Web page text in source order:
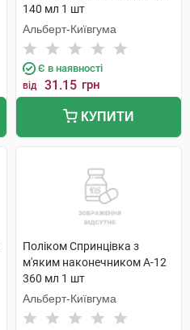
140 мл 1 шт
Альберт-Київгума
Є в наявності
від 31.15 грн
КУПИТИ
Поліком Спринцівка з
м'яким наконечником А-12
360 мл 1 шт
Альберт-Київгума